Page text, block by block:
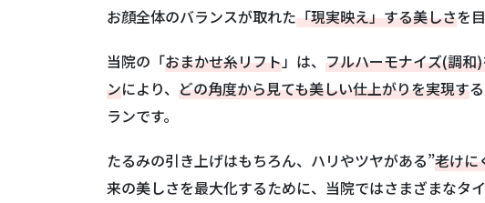
お顔全体のバランスが取れた「現実映え」する美しさを
当院の「おまかせ糸リフト」は、 フルハーモナイズ(調和
ンにより、 どの角度から見ても美しい仕上がりを実現す
ランです。
たるみの引き上げはもちろん、ハリやツヤがある”老けに
来の美しさを最大化するために、当院ではさまざまなタ